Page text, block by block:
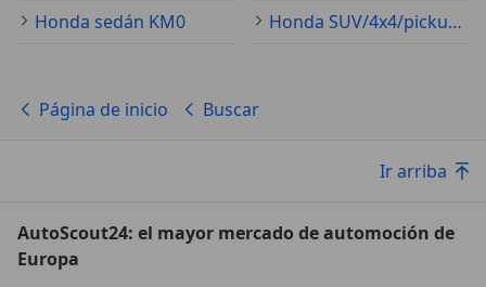
Honda sedán KM0
Honda SUV/4x4/pickup nuevo
Página de inicio Buscar
Ir arriba
AutoScout24: el mayor mercado de automoción de
Europa